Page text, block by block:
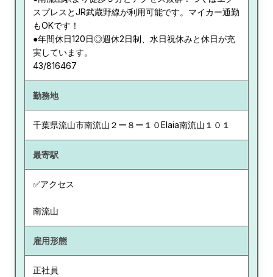
スプレスとJR武蔵野線が利用可能です。マイカー通勤
もOKです！
●年間休日120日◎週休2日制、水日祝休みと休日が充
実しています。
43/816467
勤務地
千葉県流山市南流山２ー８ー１０Elaia南流山１０１
最寄駅
✅アクセス
南流山
雇用形態
正社員